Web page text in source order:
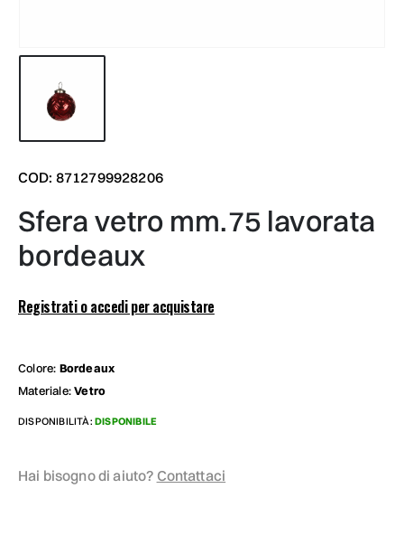
COD: 8712799928206
sfera vetro mm.75 lavorata
bordeaux
Registrati o accedi per acquistare
Colore: Bordeaux
Materiale:Vetro
DISPONIBILITÀ: DISPONIBILE
Hai bisogno di aiuto? Contattaci